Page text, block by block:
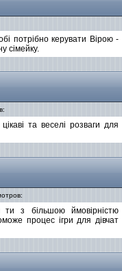
потрібно керувати Вірою -
сімейку.
та веселі розваги для
з більшою ймовірністю
процес ігри для дівчат